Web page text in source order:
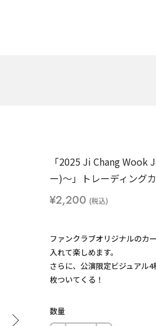
「2025 Ji Chang
ー)〜」トレーディング
¥2,200
ファンクラブオリジナルのカ
入れて楽しめます。
さらに、公演限定ビジュアル
枚ついてくる！
数量